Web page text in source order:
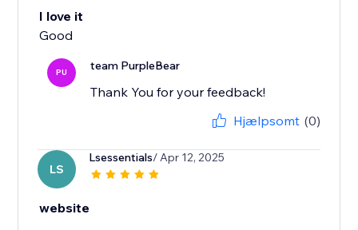
I love it
Good
PU team PurpleBear
Thank You for your feedback!
Hjælpsomt (0)
LS
Lsessentials/ Apr 12, 2025
website